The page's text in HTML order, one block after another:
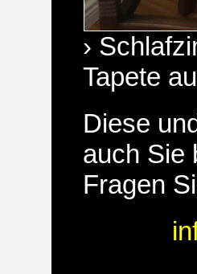
›
Tapete
Diese
auch Sie
Fragen